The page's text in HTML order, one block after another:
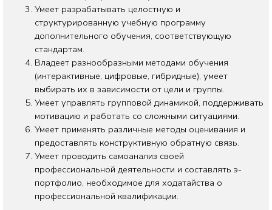
Умеет разрабатывать целостную и
структурированную учебную программу
дополнительного обучения, соответствующую
стандартам.
Владеет разнообразными методами обучения
(интерактивные, цифровые, гибридные), умеет
выбирать их в зависимости от цели и группы.
Умеет управлять групповой динамикой, поддерживать
мотивацию и работать со сложными ситуациями.
Умеет применять различные методы оценивания и
предоставлять конструктивную обратную связь.
Умеет проводить самоанализ своей
профессиональной деятельности и составлять э-
портфолио, необходимое для ходатайства о
профессиональной квалификации.